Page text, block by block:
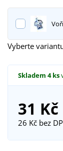
Vyberte
Skladem 4 ks
31 Kč
26 Kčbez